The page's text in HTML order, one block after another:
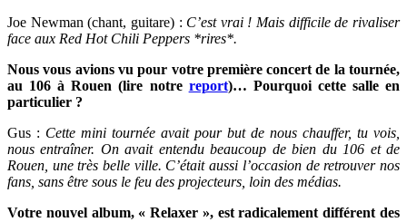
Joe Newman (chant, guitare) : C’est vrai ! Mais difficile de rivaliser
face aux Red Hot Chili Peppers *rires*.
Nous vous avions vu pour votre première concert de la tournée,
au 106 à Rouen (lire notre report)… Pourquoi cette salle en
particulier ?
Gus : Cette mini tournée avait pour but de nous chauffer, tu vois,
nous entraîner. On avait entendu beaucoup de bien du 106 et de
Rouen, une très belle ville. C’était aussi l’occasion de retrouver nos
fans, sans être sous le feu des projecteurs, loin des médias.
Votre nouvel album, « Relaxer », est radicalement différent des